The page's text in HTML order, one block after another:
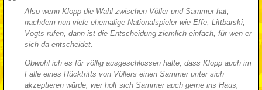
Also wenn Klopp die Wahl zwischen Völler und Sammer hat,
nachdem nun viele ehemalige Nationalspieler wie Effe, Littbarski,
Vogts rufen, dann ist die Entscheidung ziemlich einfach, für wen er
sich da entscheidet.
Obwohl ich es für völlig ausgeschlossen halte, dass Klopp auch im
Falle eines Rücktritts von Völlers einen Sammer unter sich
akzeptieren würde, wer holt sich Sammer auch gerne ins Haus,